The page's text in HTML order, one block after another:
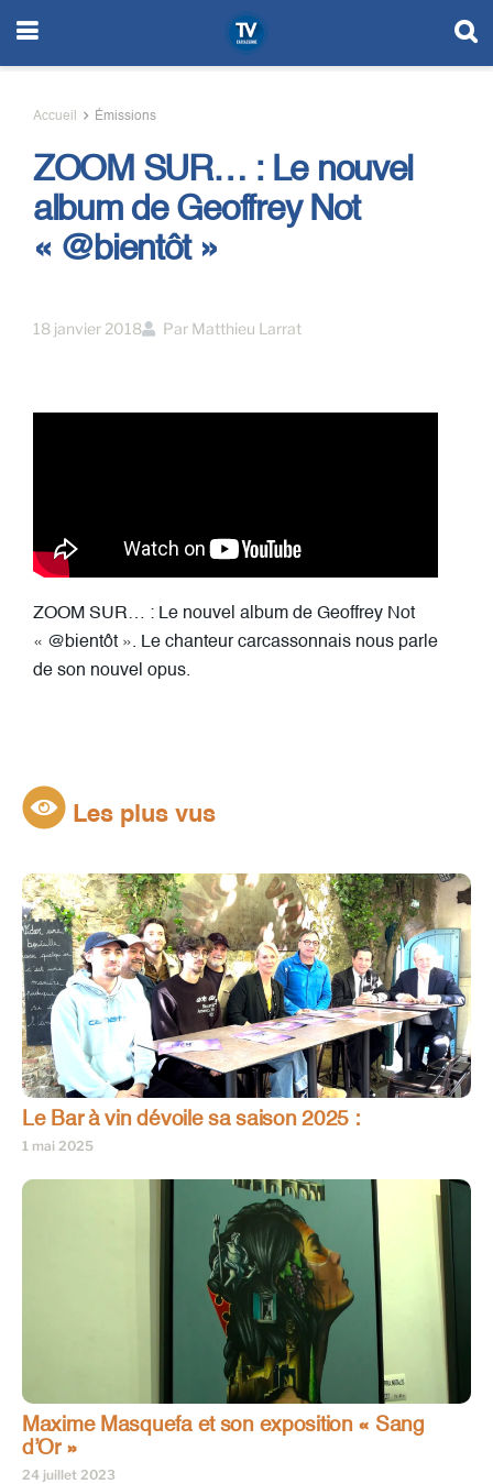
Accueil Émissions
ZOOM SUR… : Le nouvel
album de Geoffrey Not​
« @bientôt »
18 janvier 2018 Par Matthieu Larrat
ZOOM SUR… : Le nouvel album de Geoffrey Not​
« @bientôt ». Le chanteur carcassonnais nous parle
de son nouvel opus.
Les plus vus
Le Bar à vin dévoile sa saison 2025 :
1 mai 2025
Maxime Masquefa et son exposition « Sang
d’Or »
24 juillet 2023